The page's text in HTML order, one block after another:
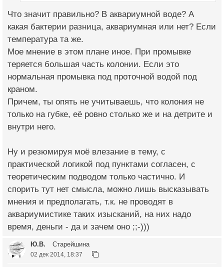
Что значит правильно? В аквариумной воде? А
какая бактерии разница, аквариумная или нет? Если
температура та же.
Мое мнение в этом плане иное. При промывке
теряется большая часть колонии. Если это
нормальная промывка под проточной водой под
краном.
Причем, ты опять не учитываешь, что колония не
только на губке, её ровно столько же и на детрите и
внутри него.
Ну и резюмируя моё влезание в тему, с
практической логикой под пунктами согласен, с
теоретическим подводом только частично. И
спорить тут нет смысла, можно лишь высказывать
мнения и предполагать, т.к. не проводят в
аквариумистике таких изысканий, на них надо
время, деньги - да и зачем оно ;;-)))
Ю.В. Старейшина
02 дек 2014, 18:37